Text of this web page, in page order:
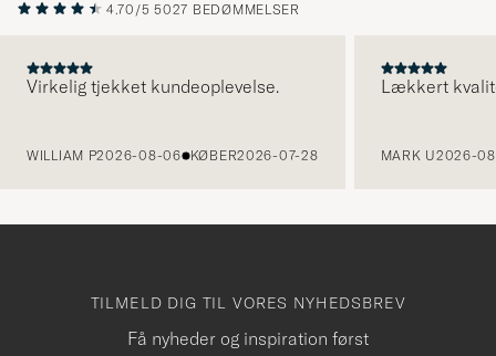
4.70/5 5027 BEDØMMELSER
Virkelig tjekket kundeoplevelse.
WILLIAM P2026-08-06 KØBER2026-07-28
Lækkert
MARK U2026-
TILMELD DIG TIL VORES NYHEDSBREV
Få nyheder og inspiration først